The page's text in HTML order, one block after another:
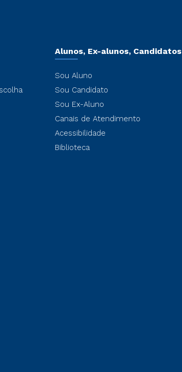
Alunos, Ex-alunos, Candidatos
Sou Aluno
Sou Candidato
Sou Ex-Aluno
Canais de Atendimento
Acessibilidade
Biblioteca